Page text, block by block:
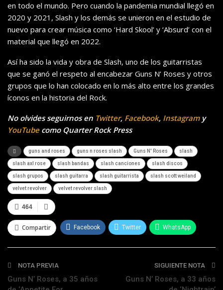
en todo el mundo. Pero cuando la pandemia mundial llegó en
2020 y 2021, Slash y los demás se unieron en el estudio de
nuevo para crear música como ‘Hard Skool’ y ‘Absurd’ con el
material que llegó en 2022.
Así ha sido la vida y obra de Slash, uno de los guitarristas
que se ganó el respeto al encabezar Guns N’ Roses y otros
grupos que lo han colocado en lo más alto entre los grandes
íconos en la historia del Rock.
No olvides seguirnos en Twitter, Facebook, Instagramy
YouTubecomo Quarter Rock Press
guns and roses guns n roses slash Guns N' Roses slash
slash axl rose slash bandas slash canciones slash discos
slash grupos slash guitarra slash guitarrista slash scott weiland
velvet revolver velvet revolver slash
464
Compartir Facebook Twitter WhatsApp
Telegram
NOTA PREVIA
Guns N’ Roses, a 35 años
SIGUIENTE NOTA
Guns N’ Roses, a 33 años